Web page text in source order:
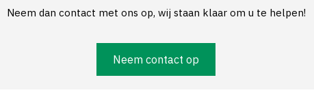
Neem dan contact met ons op, wij staan klaar om u te helpen!
Neem contact op